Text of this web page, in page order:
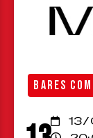
BARES
13/